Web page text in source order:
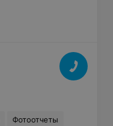
Фотоотчеты